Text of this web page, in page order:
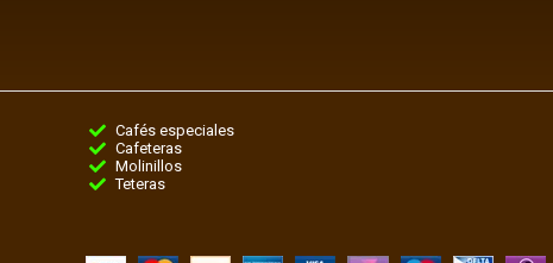
Cafés especiales
Cafeteras
Molinillos
Teteras